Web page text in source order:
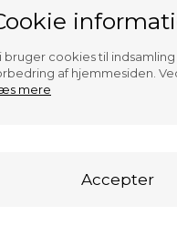
bruger cookies til
af hjemmesiden.
mere
Hvis ja, er
beviset.
Vælg
Husk at